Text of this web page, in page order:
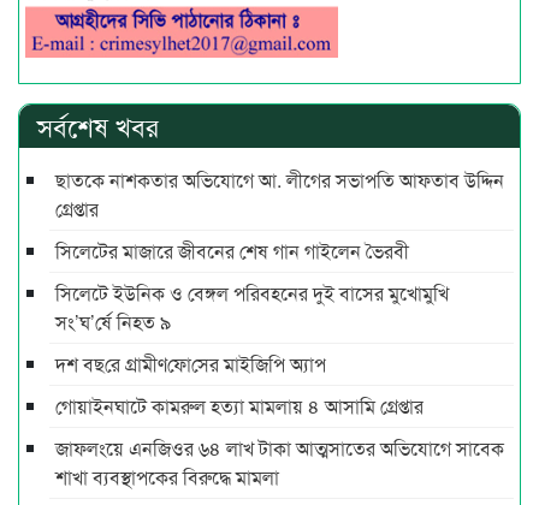
সর্বশেষ খবর
ছাতকে নাশকতার অভিযোগে আ. লীগের সভাপ‌তি আফতাব উদ্দিন
গ্রেপ্তার
সিলেটের মাজারে জীবনের শেষ গান গাইলেন ভৈরবী
সিলেটে ইউনিক ও বেঙ্গল পরিবহনের দুই বাসের মুখোমুখি
সং’ঘ’র্ষে নিহত ৯
দশ বছ‌রে গ্রামীণ‌ফো‌সের মাইজিপি অ্যাপ
গোয়াইনঘাটে কামরুল হত্যা মামলায় ৪ আসামি গ্রেপ্তার
জাফলংয়ে এনজিওর ৬৪ লাখ টাকা আত্মসাতের অভিযোগে সাবেক
শাখা ব্যবস্থাপকের বিরুদ্ধে মামলা